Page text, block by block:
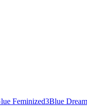
Feminized3Blue Dream